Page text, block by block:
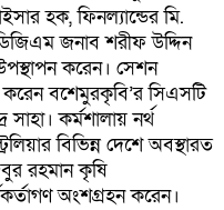
হক, ফিনল্যান্ডের মি.
জনাব শরীফ উদ্দিন
উপস্থাপন করেন। সেশন
করেন বশেমুরকৃবি’র সিএসটি
কর্মশালায় নর্থ
বিভিন্ন দেশে অবস্থারত
রহমান কৃষি
অংশগ্রহন করেন।